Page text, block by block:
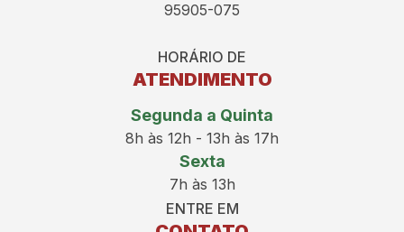
ENTRE EM
95905-075
HORÁRIO DE
ATENDIMENTO
Segunda a Quinta
8h às 12h - 13h às 17h
Sexta
7h às 13h